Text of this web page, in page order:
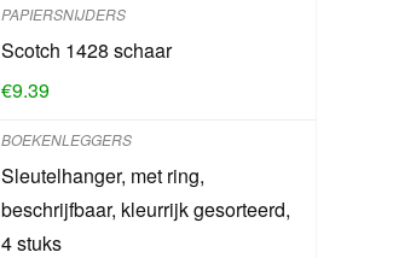
PAPIERSNIJDERS
Scotch 1428 schaar
€9.39
BOEKENLEGGERS
Sleutelhanger, met ring,
beschrijfbaar, kleurrijk gesorteerd,
4 stuks